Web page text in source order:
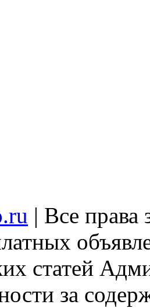
| Все
статей
за